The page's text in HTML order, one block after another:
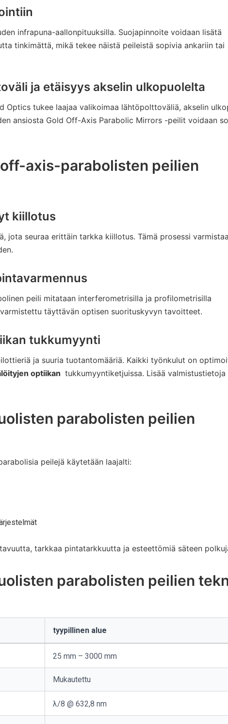
infrapuna-aallonpituuksilla. Suojapinnoite voidaan lisätä
tinkimättä, mikä tekee näistä peileistä sopivia ankariin tai
ja etäisyys akselin ulkopuolelta
Optics tukee laajaa valikoimaa lähtöpolttoväliä, akselin
ansiosta Gold Off-Axis Parabolic Mirrors -peilit voidaan
axis-parabolisten peilien
kiillotus
jota seuraa erittäin tarkka kiillotus. Tämä prosessi
peili mitataan interferometrisilla ja profilometrisilla
täyttävän optisen suorituskyvyn tavoitteet.
tukkumyynti
ja suuria tuotantomääriä. Kaikki työnkulut on
optiikan tukkumyyntiketjuissa. Lisää
parabolisten peilien
peilejä käytetään laajalti:
tarkkaa pintatarkkuutta ja esteettömiä säteen
parabolisten peilien
tyypillinen alue
25 mm – 3000 mm
Mukautettu
λ/8 @ 632,8 nm